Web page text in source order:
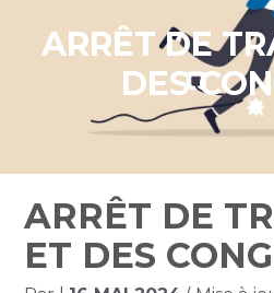
ARRÊT DE
DES
ARRÊT DE
ET DES